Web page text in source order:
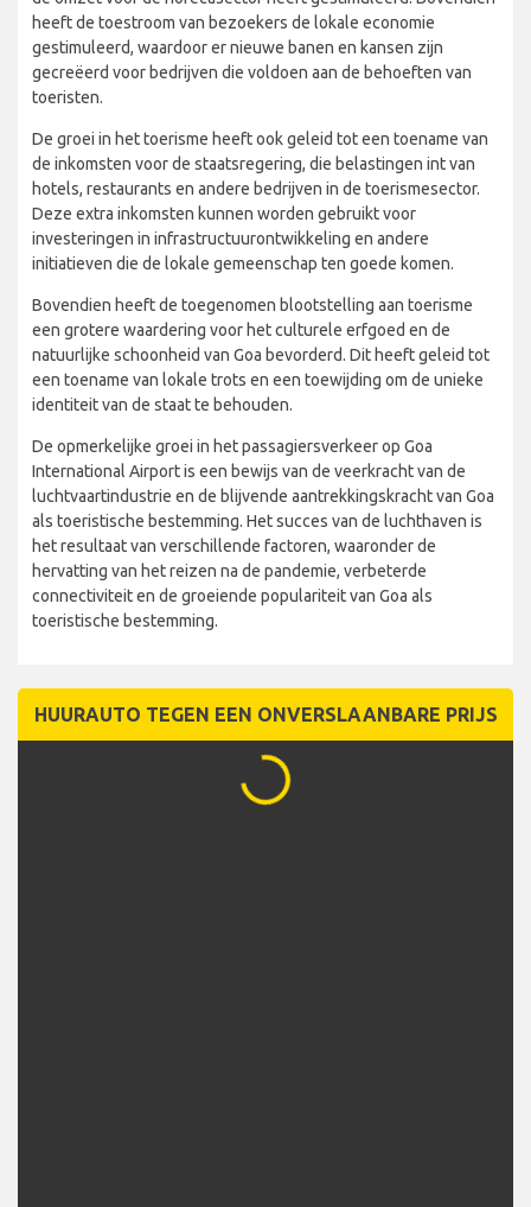
geleid tot hogere bezettingsgraden voor hotels en resorts, wat
de omzet voor de horecasector heeft gestimuleerd. Bovendien
heeft de toestroom van bezoekers de lokale economie
gestimuleerd, waardoor er nieuwe banen en kansen zijn
toeristen.
De groei in het toerisme heeft ook geleid tot een toename van
de inkomsten voor de staatsregering, die belastingen int van
hotels, restaurants en andere bedrijven in de toerismesector.
Deze extra inkomsten kunnen worden gebruikt voor
initiatieven die de lokale gemeenschap ten goede komen.
Bovendien heeft de toegenomen blootstelling aan toerisme
een grotere waardering voor het culturele erfgoed en de
natuurlijke schoonheid van Goa bevorderd. Dit heeft geleid tot
identiteit van de staat te behouden.
De opmerkelijke groei in het passagiersverkeer op Goa
International Airport is een bewijs van de veerkracht van de
luchtvaartindustrie en de blijvende aantrekkingskracht van Goa
als toeristische bestemming. Het succes van de luchthaven is
het resultaat van verschillende factoren, waaronder de
hervatting van het reizen na de pandemie, verbeterde
HUURAUTO TEGEN EEN ONVERSLAANBARE PRIJS